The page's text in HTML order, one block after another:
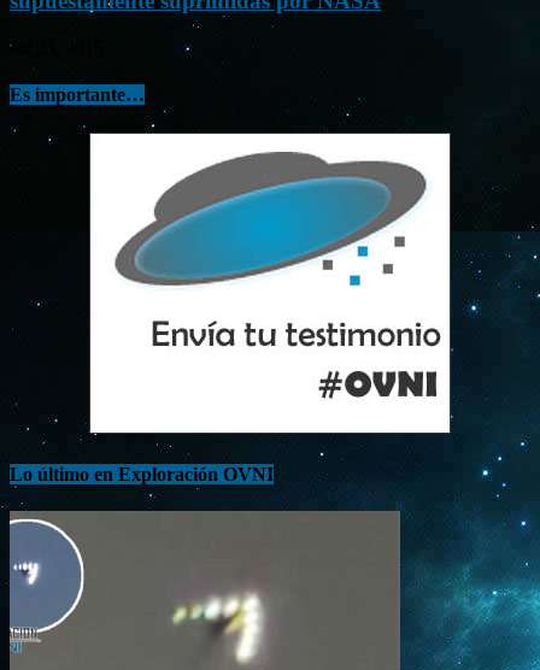
Jul 23, 2015
Es importante…
Lo último en Exploración OVNI